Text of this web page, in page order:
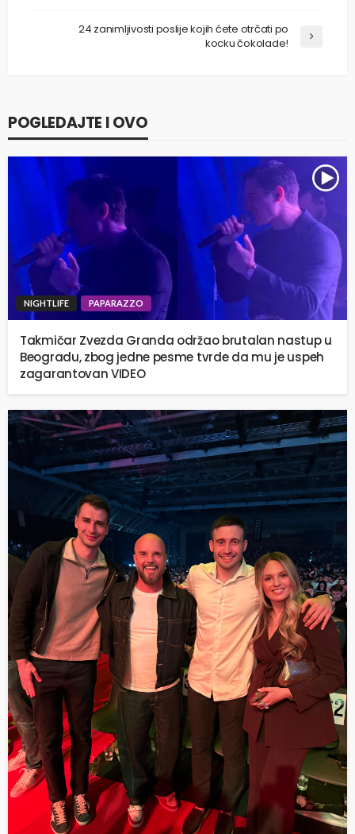
24 zanimljivosti poslije kojih ćete otrčati po
kocku čokolade!
POGLEDAJTE I OVO
NIGHTLIFE PAPARAZZO
Takmičar Zvezda Granda održao brutalan nastup u
Beogradu, zbog jedne pesme tvrde da mu je uspeh
zagarantovan VIDEO